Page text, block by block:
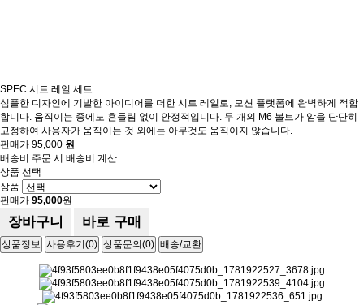
SPEC 시트 레일 세트
심플한 디자인에 기발한 아이디어를 더한 시트 레일로, 모션 플랫폼에 완벽하게 적합
합니다. 움직이는 중에도 흔들림 없이 안정적입니다. 두 개의 M6 볼트가 암을 단단히
고정하여 사용자가 움직이는 것 외에는 아무것도 움직이지 않습니다.
판매가 95,000 원
배송비 주문 시 배송비 계산
상품 선택
상품
판매가 95,000원
장바구니 바로 구매
상품정보 사용후기(0) 상품문의(0) 배송/교환